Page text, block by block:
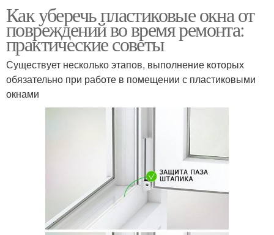
Как уберечь пластиковые окна от
повреждений во время ремонта:
практические советы
Существует несколько этапов, выполнение которых
обязательно при работе в помещении с пластиковыми
окнами